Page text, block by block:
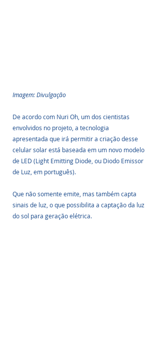
Imagem: Divulgação
De acordo com Nuri Oh, um dos cientistas
envolvidos no projeto, a tecnologia
apresentada que irá permitir a criação desse
celular solar está baseada em um novo modelo
de LED (Light Emitting Diode, ou Diodo Emissor
de Luz, em português).
Que não somente emite, mas também capta
sinais de luz, o que possibilita a captação da luz
do sol para geração elétrica.